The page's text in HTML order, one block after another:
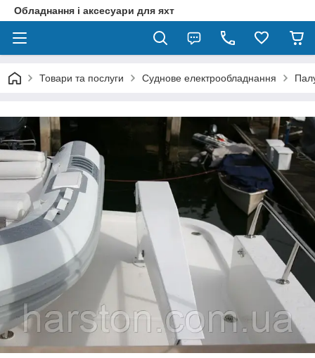
Обладнання і аксесуари для яхт
Товари та послуги Суднове електрообладнання